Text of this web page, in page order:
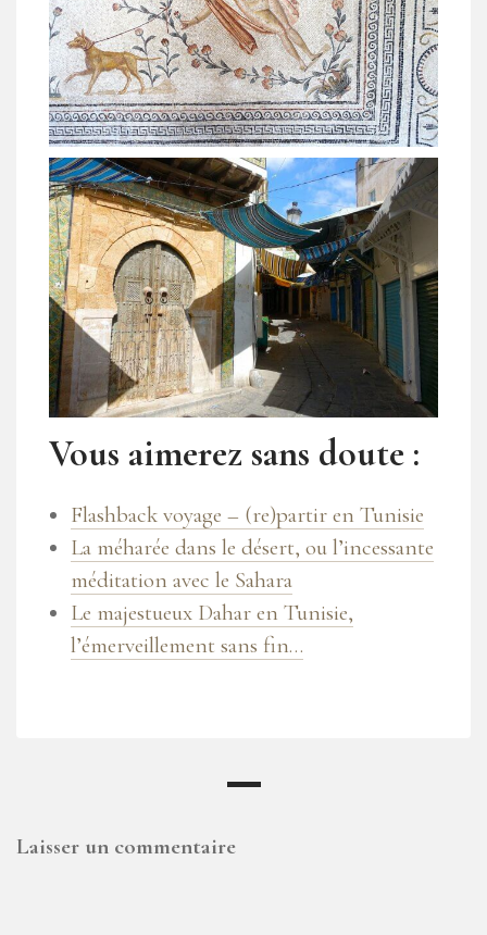
Vous aimerez sans doute :
Flashback voyage – (re)partir en Tunisie
La méharée dans le désert, ou l’incessante
méditation avec le Sahara
Le majestueux Dahar en Tunisie,
l’émerveillement sans fin…
Laisser un commentaire